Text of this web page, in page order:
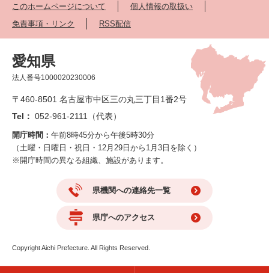
このホームページについて
個人情報の取扱い
免責事項・リンク
RSS配信
愛知県
法人番号1000020230006
〒460-8501 名古屋市中区三の丸三丁目1番2号
Tel： 052-961-2111（代表）
開庁時間： 午前8時45分から午後5時30分
（土曜・日曜日・祝日・12月29日から1月3日を除く）
※開庁時間の異なる組織、施設があります。
県機関への連絡先一覧
県庁へのアクセス
Copyright Aichi Prefecture. All Rights Reserved.